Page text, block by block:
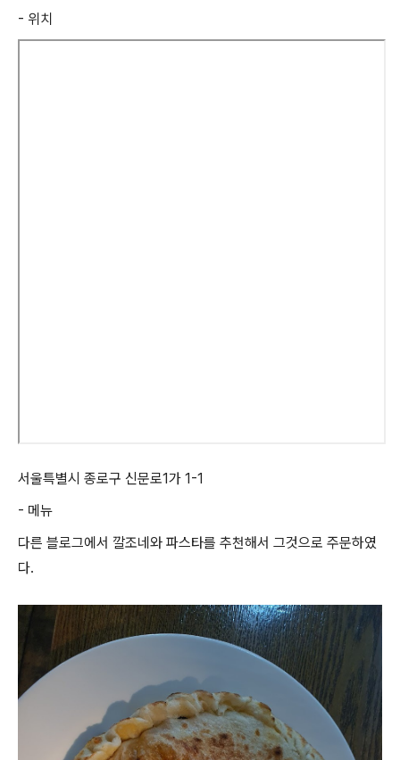
- 위치
서울특별시 종로구 신문로1가 1-1
- 메뉴
다른 블로그에서 깔조네와 파스타를 추천해서 그것으로 주문하였
다.